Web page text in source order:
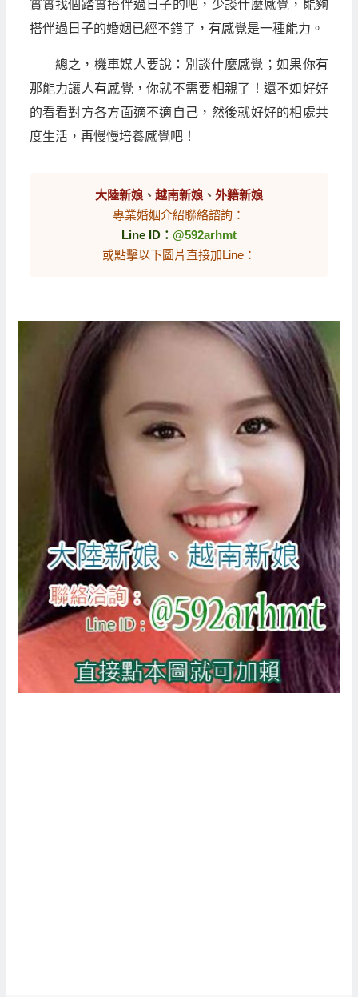
實實找個踏實搭伴過日子的吧，少談什麼感覺，能夠
搭伴過日子的婚姻已經不錯了，有感覺是一種能力。
總之，機車媒人要說：別談什麼感覺；如果你有
那能力讓人有感覺，你就不需要相親了！還不如好好
的看看對方各方面適不適自己，然後就好好的相處共
度生活，再慢慢培養感覺吧！
大陸新娘、 越南新娘、 外籍新娘
專業婚姻介紹聯絡諮詢：
Line ID： @592arhmt
或點擊以下圖片直接加Line：